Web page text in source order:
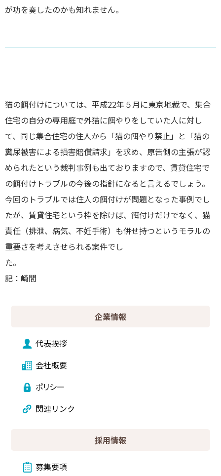
が功を奏したのかも知れません。
猫の餌付けについては、平成22年５月に東京地裁で、集合
住宅の自分の専用庭で外猫に餌やりをしていた人に対し
て、同じ集合住宅の住人から「猫の餌やり禁止」と「猫の
糞尿被害による損害賠償請求」を求め、原告側の主張が認
められたという裁判事例も出ておりますので、賃貸住宅で
の餌付けトラブルの今後の指針になると言えるでしょう。
今回のトラブルでは住人の餌付けが問題となった事例でし
たが、賃貸住宅という枠を除けば、餌付けだけでなく、猫
責任（排泄、病気、不妊手術）も併せ持つというモラルの
重要さを考えさせられる案件でし
た
記：崎間
企業情報
代表挨拶
会社概要
ポリシー
関連リンク
採用情報
募集要項